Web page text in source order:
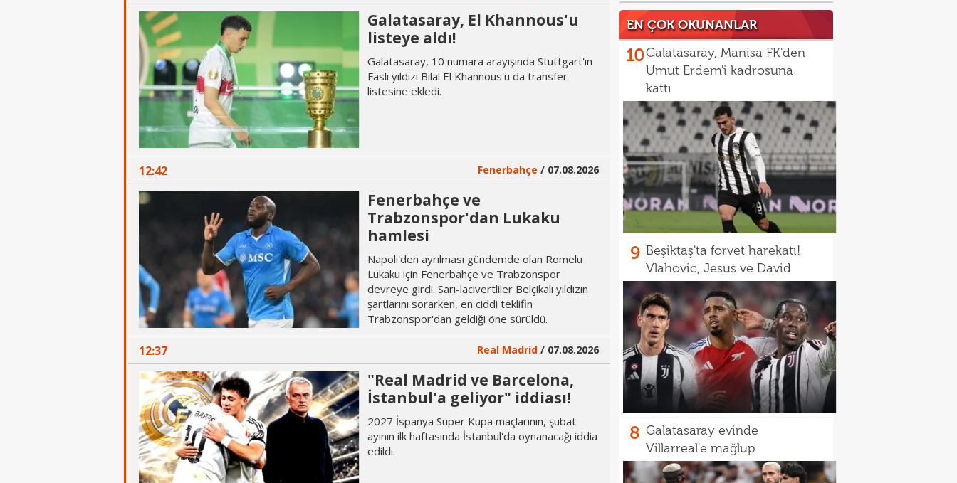
Galatasaray, El Khannous'u
listeye aldı!
Galatasaray, 10 numara arayışında Stuttgart'ın
Faslı yıldızı Bilal El Khannous'u da transfer
listesine ekledi.
12:42 Fenerbahçe / 07.08.2026
Fenerbahçe ve
Trabzonspor'dan Lukaku
hamlesi
Napoli'den ayrılması gündemde olan Romelu
Lukaku için Fenerbahçe ve Trabzonspor
devreye girdi. Sarı-lacivertliler Belçikalı yıldızın
şartlarını sorarken, en ciddi teklifin
Trabzonspor'dan geldiği öne sürüldü.
12:37 Real Madrid / 07.08.2026
"Real Madrid ve Barcelona,
İstanbul'a geliyor" iddiası!
2027 İspanya Süper Kupa maçlarının, şubat
ayının ilk haftasında İstanbul'da oynanacağı iddia
edildi.
EN ÇOK OKUNANLAR
10Galatasaray, Manisa FK'den
Umut Erdem'i kadrosuna
kattı
9 Beşiktaş'ta forvet harekatı!
Vlahovic, Jesus ve David
8 Galatasaray evinde
Villarreal'e mağlup